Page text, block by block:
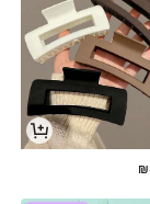
₪